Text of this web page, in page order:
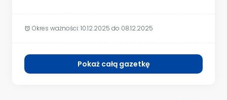
alarm Okres ważności:10.12.2025 do 08.12.2025
Pokaż całą gazetkę